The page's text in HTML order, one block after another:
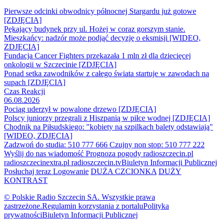
Pierwsze odcinki obwodnicy północnej Stargardu już gotowe
[ZDJĘCIA]
Pękający budynek przy ul. Hożej w coraz gorszym stanie.
Mieszkańcy: nadzór może podjąć decyzję o eksmisji [WIDEO,
ZDJĘCIA]
Fundacja Cancer Fighters przekazała 1 mln zł dla dziecięcej
onkologii w Szczecinie [ZDJĘCIA]
Ponad setka zawodników z całego świata startuje w zawodach na
supach [ZDJĘCIA]
Czas Reakcji
06.08.2026
Pociąg uderzył w powalone drzewo [ZDJĘCIA]
Polscy juniorzy przegrali z Hiszpanią w piłce wodnej [ZDJĘCIA]
Chodnik na Piłsudskiego: "kobiety na szpilkach balety odstawiają"
[WIDEO, ZDJĘCIA]
Zadzwoń do studia: 510 777 666 Czujny non stop: 510 777 222
Wyślij do nas wiadomość Prognoza pogody radioszczecin.pl
radioszczecinextra.pl radioszczecin.tvBiuletyn Informacji Publicznej
Posłuchaj teraz Logowanie DUŻA CZCIONKA DUŻY
KONTRAST
© Polskie Radio Szczecin SA. Wszystkie prawa
zastrzeżone.Regulamin korzystania z portaluPolityka
prywatnościBiuletyn Informacji Publicznej